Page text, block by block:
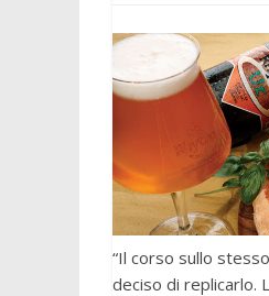
“Il corso sullo
deciso di replicarlo.